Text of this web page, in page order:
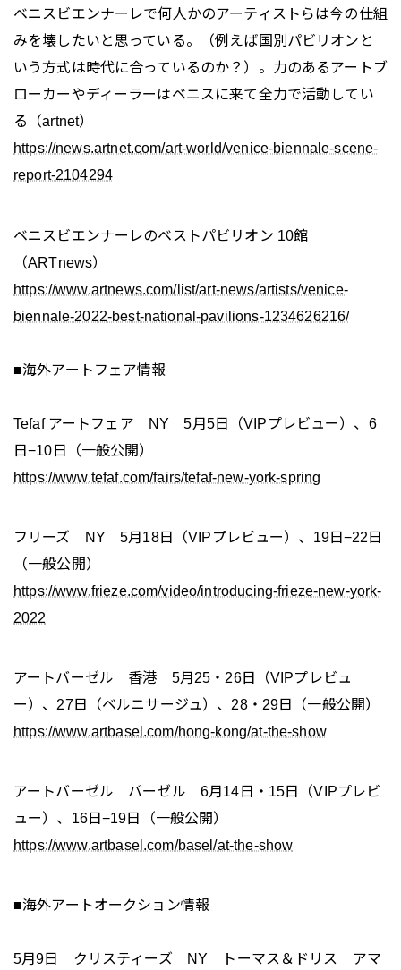
ベニスビエンナーレで何人かのアーティストらは今の仕組
みを壊したいと思っている。（例えば国別パビリオンと
いう方式は時代に合っているのか？）。力のあるアートブ
ローカーやディーラーはベニスに来て全力で活動してい
る（artnet）
https://news.artnet.com/art-world/venice-biennale-scene-
report-2104294
ベニスビエンナーレのベストパビリオン 10館
（ARTnews）
https://www.artnews.com/list/art-news/artists/venice-
biennale-2022-best-national-pavilions-1234626216/
■海外アートフェア情報
Tefaf アートフェア NY 5月5日（VIPプレビュー）、6
日−10日（一般公開）
https://www.tefaf.com/fairs/tefaf-new-york-spring
フリーズ NY 5月18日（VIPプレビュー）、19日−22日
（一般公開）
https://www.frieze.com/video/introducing-frieze-new-york-
2022
アートバーゼル 香港 5月25・26日（VIPプレビュ
ー）、27日（ベルニサージュ）、28・29日（一般公開）
https://www.artbasel.com/hong-kong/at-the-show
アートバーゼル バーゼル 6月14日・15日（VIPプレビ
ュー）、16日−19日（一般公開）
https://www.artbasel.com/basel/at-the-show
■海外アートオークション情報
5月9日 クリスティーズ NY トーマス＆ドリス アマ